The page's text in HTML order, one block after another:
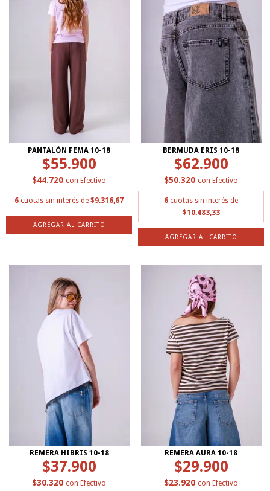
PANTALÓN FEMA 10-18
$55.900
$44.720 con Efectivo
6 cuotas sin interés de $9.316,67
AGREGAR AL CARRITO
BERMUDA ERIS 10-18
$62.900
$50.320 con Efectivo
6 cuotas sin interés de
$10.483,33
AGREGAR AL CARRITO
REMERA HIBRIS 10-18
$37.900
$30.320 con Efectivo
REMERA AURA 10-18
$29.900
$23.920 con Efectivo